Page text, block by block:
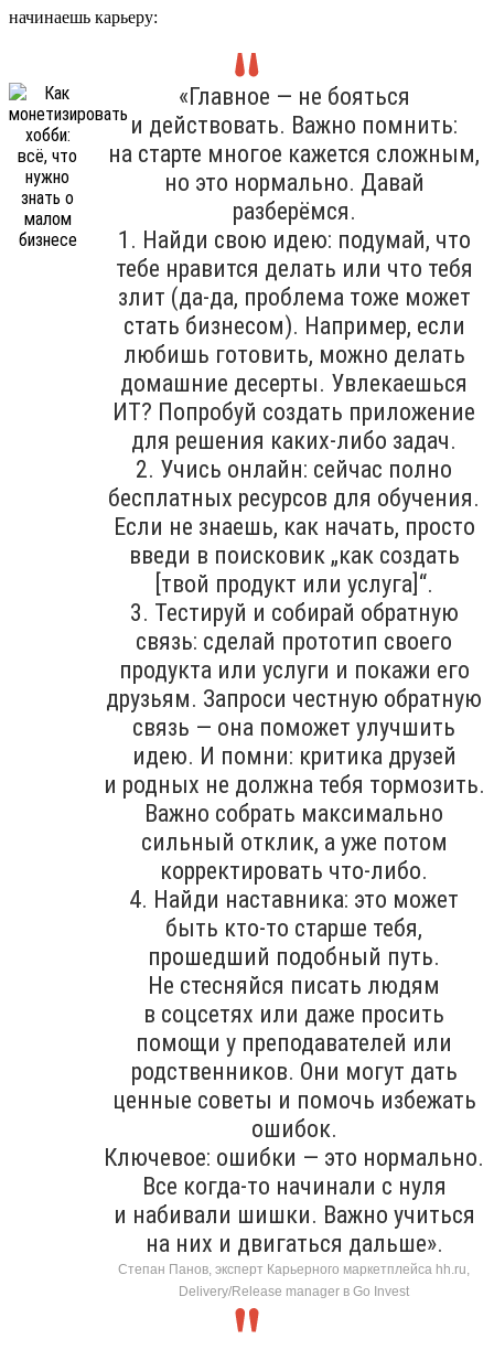
начинаешь карьеру:
«Главное — не бояться
и действовать. Важно помнить:
на старте многое кажется сложным,
но это нормально. Давай
разберёмся.
1. Найди свою идею: подумай, что
тебе нравится делать или что тебя
злит (да-да, проблема тоже может
стать бизнесом). Например, если
любишь готовить, можно делать
домашние десерты. Увлекаешься
ИТ? Попробуй создать приложение
для решения каких-либо задач.
2. Учись онлайн: сейчас полно
бесплатных ресурсов для обучения.
Если не знаешь, как начать, просто
введи в поисковик „как создать
[твой продукт или услуга]“.
3. Тестируй и собирай обратную
связь: сделай прототип своего
продукта или услуги и покажи его
друзьям. Запроси честную обратную
связь — она поможет улучшить
идею. И помни: критика друзей
и родных не должна тебя тормозить.
Важно собрать максимально
сильный отклик, а уже потом
корректировать что-либо.
4. Найди наставника: это может
быть кто-то старше тебя,
прошедший подобный путь.
Не стесняйся писать людям
в соцсетях или даже просить
помощи у преподавателей или
родственников. Они могут дать
ценные советы и помочь избежать
ошибок.
Ключевое: ошибки — это нормально.
Все когда-то начинали с нуля
и набивали шишки. Важно учиться
на них и двигаться дальше».
Степан Панов, эксперт Карьерного маркетплейса hh.ru,
Delivery/Release manager в Go Invest